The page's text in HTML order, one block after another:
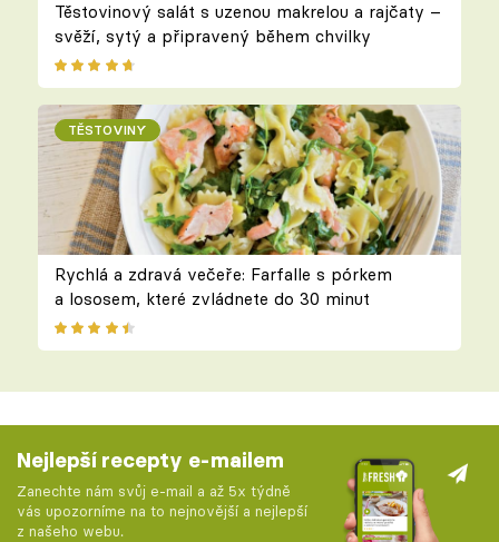
Těstovinový salát s uzenou makrelou a rajčaty –
svěží, sytý a připravený během chvilky
TĚSTOVINY
Rychlá a zdravá večeře: Farfalle s pórkem
a lososem, které zvládnete do 30 minut
Nejlepší recepty e-mailem
Zanechte nám svůj e-mail a až 5x týdně
vás upozorníme na to nejnovější a nejlepší
z našeho webu.